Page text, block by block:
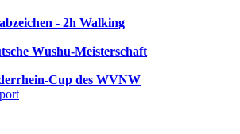
- 2h Walking
Wushu-Meisterschaft
Cup des WVNW